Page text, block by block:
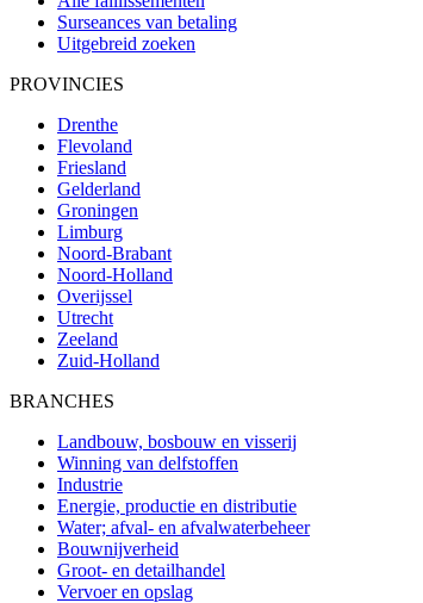
Surseances van betaling
Uitgebreid zoeken
PROVINCIES
Drenthe
Flevoland
Friesland
Gelderland
Groningen
Limburg
Noord-Brabant
Noord-Holland
Overijssel
Utrecht
Zeeland
Zuid-Holland
BRANCHES
Landbouw, bosbouw en visserij
Winning van delfstoffen
Industrie
Energie, productie en distributie
Water; afval- en afvalwaterbeheer
Bouwnijverheid
Groot- en detailhandel
Vervoer en opslag